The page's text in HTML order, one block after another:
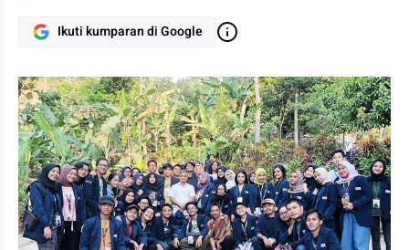
Ikuti kumparan di Google